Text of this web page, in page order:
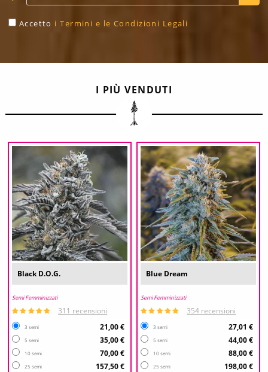
Accetto i Termini e le Condizioni Legali
I PIÙ VENDUTI
Black D.O.G.
Semi Femminizzati
311 recensioni
3 semi 21,00 €
5 semi 35,00 €
10 semi 70,00 €
25 semi
157,50 €
Blue Dream
Semi Femminizzati
354 recensioni
3 semi 27,01 €
5 semi 44,00 €
10 semi 88,00 €
25 semi
198,00 €